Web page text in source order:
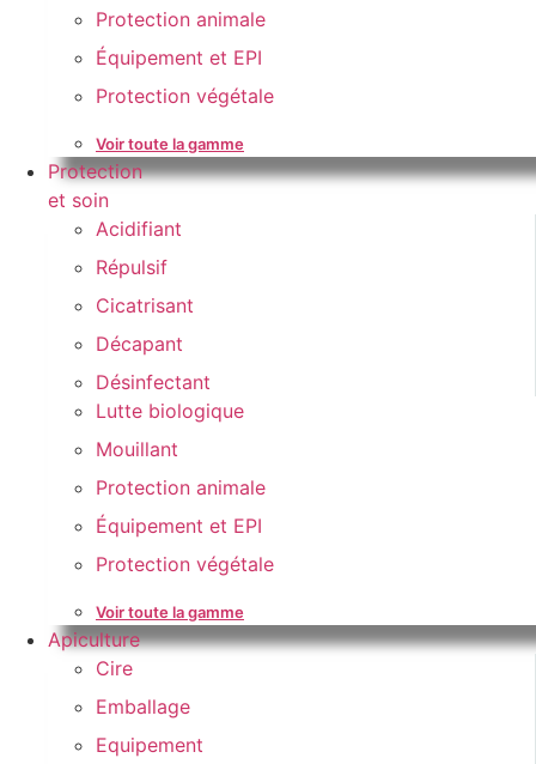
Protection animale
Équipement et EPI
Protection végétale
Voir toute la gamme
Protection
et soin
Acidifiant
Répulsif
Cicatrisant
Décapant
Désinfectant
Lutte biologique
Mouillant
Protection animale
Équipement et EPI
Protection végétale
Voir toute la gamme
Apiculture
Cire
Emballage
Equipement